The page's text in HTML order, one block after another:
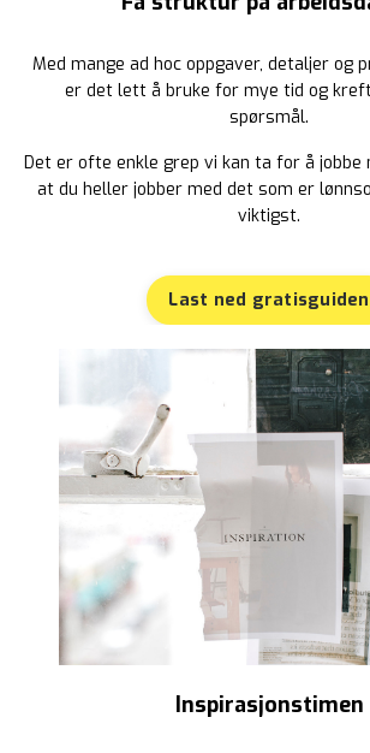
Med mange ad hoc oppgaver, detaljer og
er det lett å bruke for mye tid og
spørsmål.
Det er ofte enkle grep vi kan ta for å
at du heller jobber med det som er
viktigst.
Last ned gratisguiden
Inspirasjonstimen